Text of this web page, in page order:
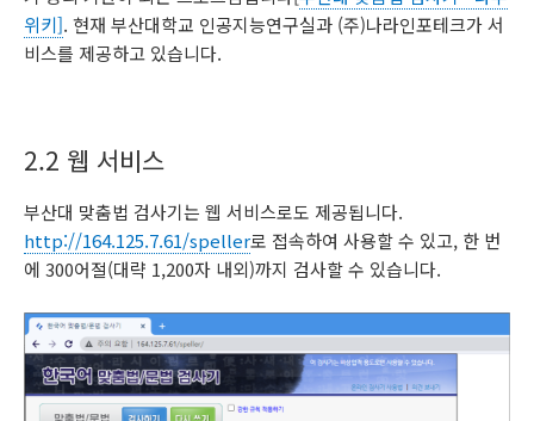
위키]. 현재 부산대학교 인공지능연구실과 (주)나라인포테크가 서
비스를 제공하고 있습니다.
2.2 웹 서비스
부산대 맞춤법 검사기는 웹 서비스로도 제공됩니다.
http://164.125.7.61/speller로 접속하여 사용할 수 있고, 한 번
에 300어절(대략 1,200자 내외)까지 검사할 수 있습니다.